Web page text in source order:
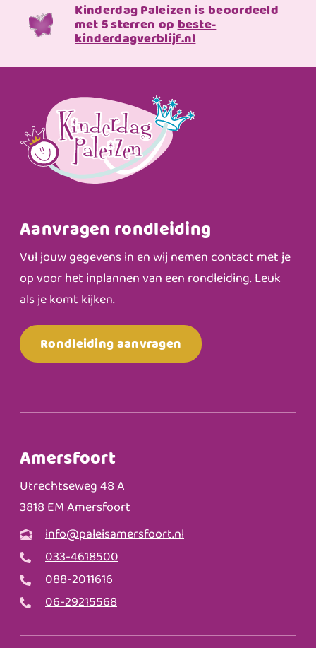
Kinderdag Paleizen is beoordeeld
met 5 sterren opbeste-
kinderdagverblijf.nl
Aanvragen rondleiding
Vul jouw gegevens in en wij nemen contact met je
op voor het inplannen van een rondleiding. Leuk
als je komt kijken.
Rondleiding aanvragen
Amersfoort
Utrechtseweg 48 A
3818 EM Amersfoort
info@paleisamersfoort.nl
033-4618500
088-2011616
06-29215568